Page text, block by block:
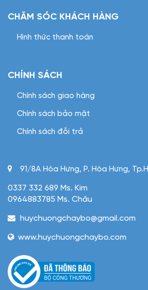
CHĂM SÓC KHÁCH HÀNG
Hình thức thanh toán
CHÍNH SÁCH
Chính sách giao hàng
Chính sách bảo mật
Chính sách đỗi trả
91/8A Hòa Hưng, P. Hòa Hưng,
0337 332 689 Ms. Kim
0964883785 Ms. Châu
huychuongchaybo@gmail.com
www.huychuongchaybo.com